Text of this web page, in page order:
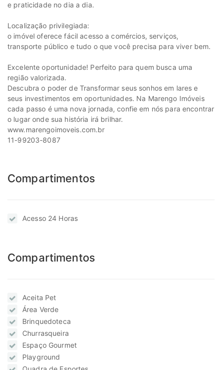
e praticidade no dia a dia.
Localização privilegiada:
o imóvel oferece fácil acesso a comércios, serviços,
transporte público e tudo o que você precisa para viver bem.
Excelente oportunidade! Perfeito para quem busca uma
região valorizada.
Descubra o poder de Transformar seus sonhos em lares e
seus investimentos em oportunidades. Na Marengo Imóveis
cada passo é uma nova jornada, confie em nós para encontrar
o lugar onde sua história irá brilhar.
www.marengoimoveis.com.br
11-99203-8087
Compartimentos
Acesso 24 Horas
Compartimentos
Aceita Pet
Área Verde
Brinquedoteca
Churrasqueira
Espaço Gourmet
Playground